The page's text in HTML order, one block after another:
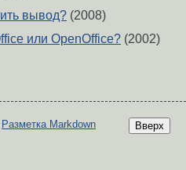
вывод? (2008)
или OpenOffice? (2002)
Вверх
Разметка Markdown